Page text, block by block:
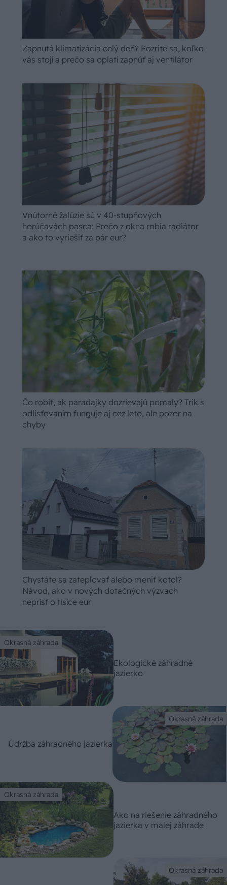
Zapnutá klimatizácia celý deň? Pozrite sa, koľko
vás stojí a prečo sa oplatí zapnúť aj ventilátor
Vnútorné žalúzie sú v 40-stupňových
horúčavách pasca: Prečo z okna robia radiátor
a ako to vyriešiť za pár eur?
Čo robiť, ak paradajky dozrievajú pomaly? Trik s
odlisťovaním funguje aj cez leto, ale pozor na
chyby
Chystáte sa zatepľovať alebo meniť kotol?
Návod, ako v nových dotačných výzvach
neprísť o tisíce eur
Okrasná záhrada
Ekologické záhradné
jazierko
Okrasná záhrada
Údržba záhradného jazierka
Okrasná záhrada
Ako na riešenie záhradného
jazierka v malej záhrade
Okrasná záhrada